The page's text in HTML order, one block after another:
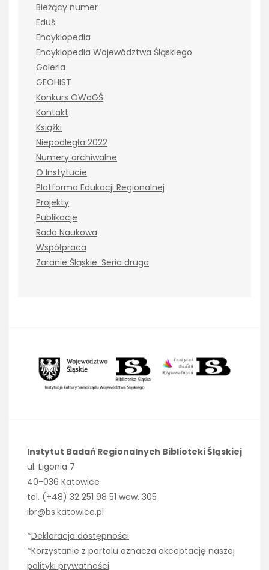
Bieżący numer
Eduś
Encyklopedia
Encyklopedia Województwa Śląskiego
Galeria
GEOHIST
Konkurs OWoGŚ
Kontakt
Książki
Niepodległa 2022
Numery archiwalne
O Instytucie
Platforma Edukacji Regionalnej
Projekty
Publikacje
Rada Naukowa
Współpraca
Zaranie Śląskie. Seria druga
Instytut Badań Regionalnych Biblioteki Śląskiej
ul. Ligonia 7
40-036 Katowice
tel. (+48) 32 251 98 51 wew. 305
ibr@bs.katowice.pl
*Deklaracja dostępności
*Korzystanie z portalu oznacza akceptację naszej
polityki prywatności